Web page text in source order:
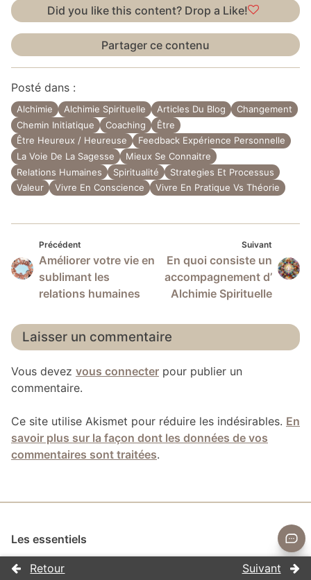
Did you like this content? Drop a Like!
Partager ce contenu
Posté dans :
Alchimie Alchimie Spirituelle Articles Du Blog
Changement
Chemin Initiatique
Coaching
Être
Être Heureux / Heureuse
Feedback Expérience Personnelle
La Voie De La Sagesse
Mieux Se Connaitre
Relations Humaines
Spiritualité
Strategies Et Processus
Valeur
Vivre En Conscience Vivre En Pratique Vs Théorie
Navigation
de
l’article
Précédent
Améliorer votre vie en
sublimant les
relations humaines
Suivant
En quoi consiste un
accompagnement d’
Alchimie Spirituelle
Laisser un commentaire
Vous devez vous connecter pour publier un
commentaire.
Ce site utilise Akismet pour réduire les indésirables. En
savoir plus sur la façon dont les données de vos
commentaires sont traitées.
Les essentiels